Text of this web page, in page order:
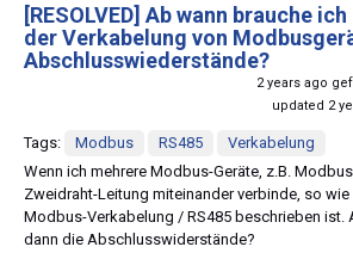
[RESOLVED] Ab wann brauche
der Verkabelung von
Abschlusswiederstände?
2 years ago
updated 2
Tags: Modbus RS485
Verkabelung
Wenn ich mehrere Modbus-Geräte, z.B.
Zweidraht-Leitung miteinander verbinde, so
Modbus-Verkabelung / RS485 beschrieben ist.
dann die Abschlusswiderstände?